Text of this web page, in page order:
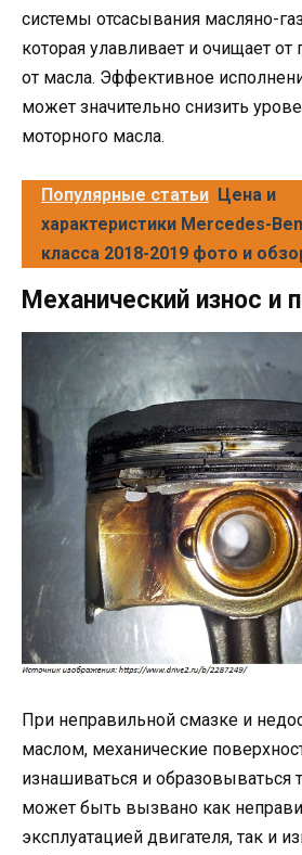
системы отсасывания масляно-
которая улавливает и очищает
от масла. Эффективное
может значительно снизить
моторного масла.
Популярные статьи Цена и
характеристики Mercedes-
класса 2018-2019 фото и
Механический износ и
При неправильной смазке и
маслом, механические
изнашиваться и образовываться
может быть вызвано как
эксплуатацией двигателя, так и